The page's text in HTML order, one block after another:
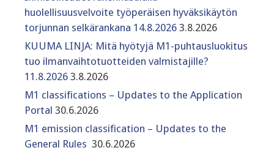
huolellisuusvelvoite työperäisen hyväksikäytön
torjunnan selkärankana 14.8.2026 3.8.2026
KUUMA LINJA: Mitä hyötyjä M1-puhtausluokitus
tuo ilmanvaihtotuotteiden valmistajille?
11.8.2026 3.8.2026
M1 classifications – Updates to the Application
Portal 30.6.2026
M1 emission classification – Updates to the
General Rules 30.6.2026